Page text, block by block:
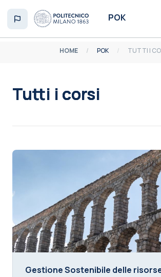
POK
HOME POK TUTTI I
Tutti i corsi
Gestione Sostenibile delle
Gestione Sostenibile delle